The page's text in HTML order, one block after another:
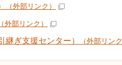
（外部リンク）
（外部リンク）
ぎ支援センター） （外部リン